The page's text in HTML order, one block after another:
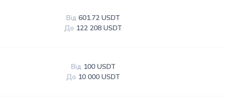
Від 601.72 USDT
До 122 208 USDT
Від 100 USDT
До 10 000 USDT